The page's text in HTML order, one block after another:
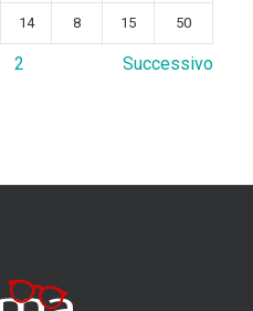
14 8 15 50
2 Successivo